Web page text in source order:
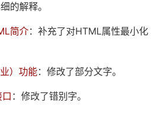
的解释。
简介：补充了对HTML属性最小化
）功能：修改了部分文字。
：修改了错别字。